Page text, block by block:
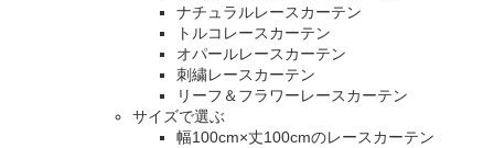
ナチュラルレースカーテン
トルコレースカーテン
オパールレースカーテン
刺繍レースカーテン
リーフ＆フラワーレースカーテン
サイズで選ぶ
幅100cm×丈100cmのレースカーテン